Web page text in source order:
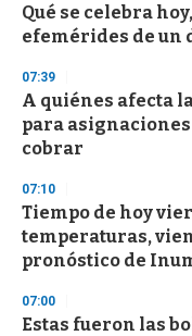
Qué se celebra
efemérides de un
07:39
A quiénes afecta
para
cobrar
07:10
Tiempo de hoy
temperaturas,
pronóstico de
07:00
Estas fueron las